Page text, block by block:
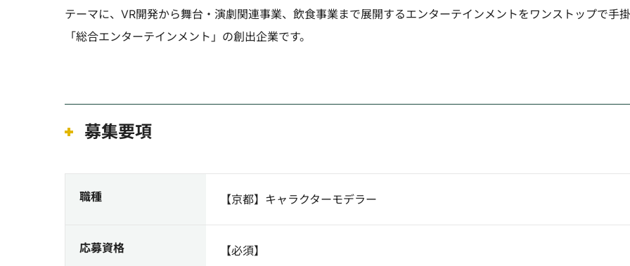
テーマに、VR開発から舞台・演劇関連事業、飲食事業まで展開するエンターテインメントをワンストップで手
「総合エンターテインメント」の創出企業です。
募集要項
職種 【京都】キャラクターモデラー
応募資格
【必須】